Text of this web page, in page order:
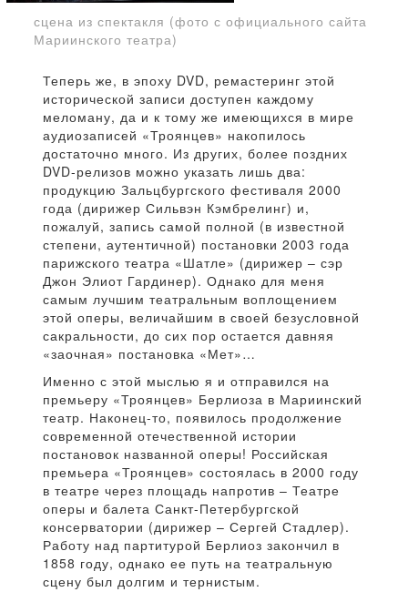
сцена из спектакля (фото с официального сайта
Мариинского театра)
Теперь же, в эпоху DVD, ремастеринг этой
исторической записи доступен каждому
меломану, да и к тому же имеющихся в мире
аудиозаписей «Троянцев» накопилось
достаточно много. Из других, более поздних
DVD-релизов можно указать лишь два:
продукцию Зальцбургского фестиваля 2000
года (дирижер Сильвэн Кэмбрелинг) и,
пожалуй, запись самой полной (в известной
степени, аутентичной) постановки 2003 года
парижского театра «Шатле» (дирижер – сэр
Джон Элиот Гардинер). Однако для меня
самым лучшим театральным воплощением
этой оперы, величайшим в своей безусловной
сакральности, до сих пор остается давняя
«заочная» постановка «Мет»…
Именно с этой мыслью я и отправился на
премьеру «Троянцев» Берлиоза в Мариинский
театр. Наконец-то, появилось продолжение
современной отечественной истории
постановок названной оперы! Российская
премьера «Троянцев» состоялась в 2000 году
в театре через площадь напротив – Театре
оперы и балета Санкт-Петербургской
консерватории (дирижер – Сергей Стадлер).
Работу над партитурой Берлиоз закончил в
1858 году, однако ее путь на театральную
сцену был долгим и тернистым.